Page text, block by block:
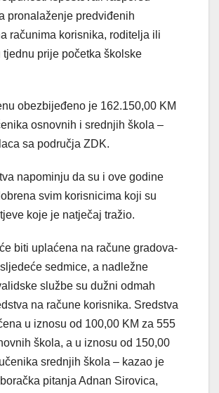
pronalaženje predviđenih
računima korisnika, roditelja ili
tjednu prije početka školske
obezbijeđeno je 162.150,00 KM
osnovnih i srednjih škola –
sa područja ZDK.
napominju da su i ove godine
svim korisnicima koji su
koje je natječaj tražio.
biti uplaćena na račune gradova-
sedmice, a nadležne
službe su dužni odmah
na račune korisnika. Sredstva
u iznosu od 100,00 KM za 555
škola, a u iznosu od 150,00
srednjih škola – kazao je
pitanja Adnan Sirovica,